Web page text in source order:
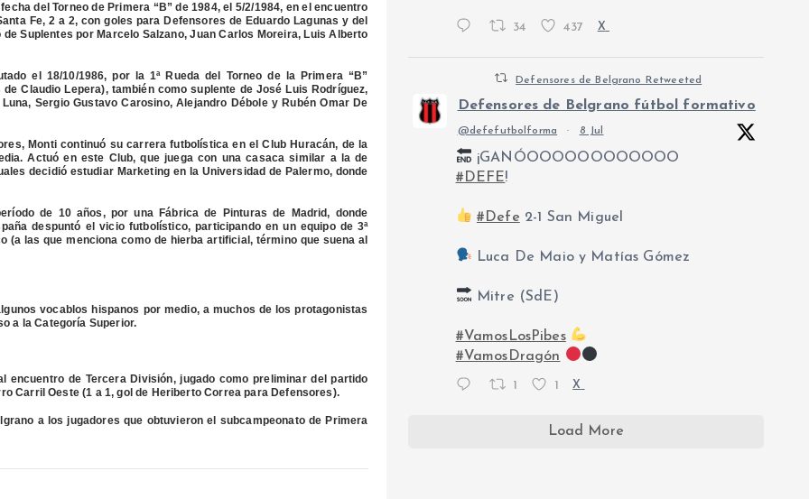
del Torneo de Primera “B” de 1984, el 5/2/1984, en el encuentro
Fe, 2 a 2, con goles para Defensores de Eduardo Lagunas y del
Suplentes por Marcelo Salzano, Juan Carlos Moreira, Luis Alberto
el 18/10/1986, por la 1ª Rueda del Torneo de la Primera “B”
Claudio Lepera), también como suplente de José Luis Rodríguez,
Sergio Gustavo Carosino, Alejandro Débole y Rubén Omar De
Monti continuó su carrera futbolística en el Club Huracán, de la
Actuó en este Club, que juega con una casaca similar a la de
decidió estudiar Marketing en la Universidad de Palermo, donde
de 10 años, por una Fábrica de Pinturas de Madrid, donde
despuntó el vicio futbolístico, participando en un equipo de 3ª
las que menciona como de hierba artificial, término que suena al
vocablos hispanos por medio, a muchos de los protagonistas
a la Categoría Superior.
de Tercera División, jugado como preliminar del partido
Carril Oeste (1 a 1, gol de Heriberto Correa para Defensores).
a los jugadores que obtuvieron el subcampeonato de Primera
34 437 X
Defensores de Belgrano Retweeted
Defensores de Belgrano fútbol formativo
@defefutbolforma · 8 Jul
¡GANÓOOOOOOOOOOOO
#DEFE!
#Defe 2-1 San Miguel
Luca De Maio y Matías Gómez
Mitre (SdE)
#VamosLosPibes
#VamosDragón
1 1 X
Load More